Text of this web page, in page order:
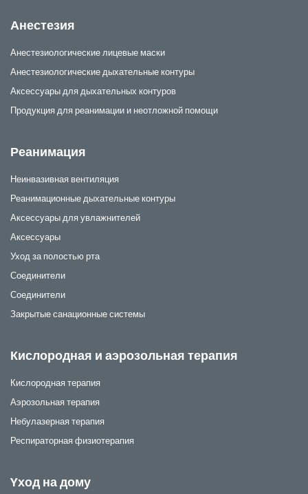
Анестезия
Анестезиологические лицевые маски
Анестезиологические дыхательные контуры
Аксессуары для дыхательных контуров
Продукция для реанимации и неотложной помощи
Реанимация
Неинвазивная вентиляция
Реанимационные дыхательные контуры
Аксессуары для увлажнителей
Аксессуары
Уход за полостью рта
Соединители
Соединители
Закрытые санационные системы
Кислородная и аэрозольная терапия
Кислородная терапия
Аэрозольная терапия
Небулазерная терапия
Респираторная физиотерапия
Yход на дому